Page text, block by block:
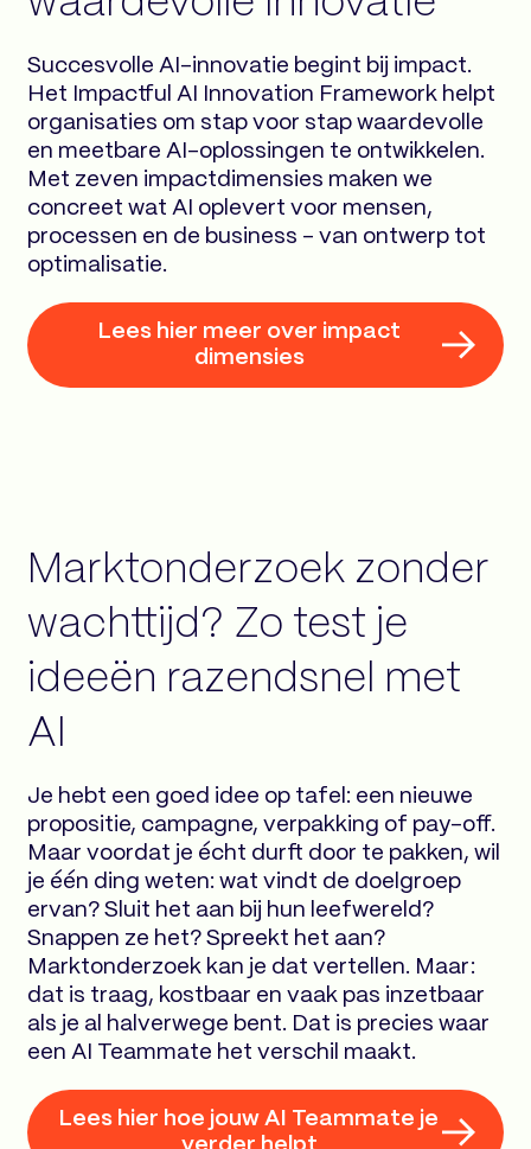
Succesvolle AI-innovatie begint bij impact.
Het Impactful AI Innovation Framework helpt
organisaties om stap voor stap waardevolle
en meetbare AI-oplossingen te ontwikkelen.
Met zeven impactdimensies maken we
concreet wat AI oplevert voor mensen,
processen en de business – van ontwerp tot
optimalisatie.
Lees hier meer over impact
dimensies
Marktonderzoek zonder
wachttijd? Zo test je
ideeën razendsnel met
AI
Je hebt een goed idee op tafel: een nieuwe
propositie, campagne, verpakking of pay-off.
Maar voordat je écht durft door te pakken, wil
je één ding weten: wat vindt de doelgroep
ervan? Sluit het aan bij hun leefwereld?
Snappen ze het? Spreekt het aan?
Marktonderzoek kan je dat vertellen. Maar:
dat is traag, kostbaar en vaak pas inzetbaar
als je al halverwege bent. Dat is precies waar
een AI Teammate het verschil maakt.
Lees hier hoe jouw AI Teammate je